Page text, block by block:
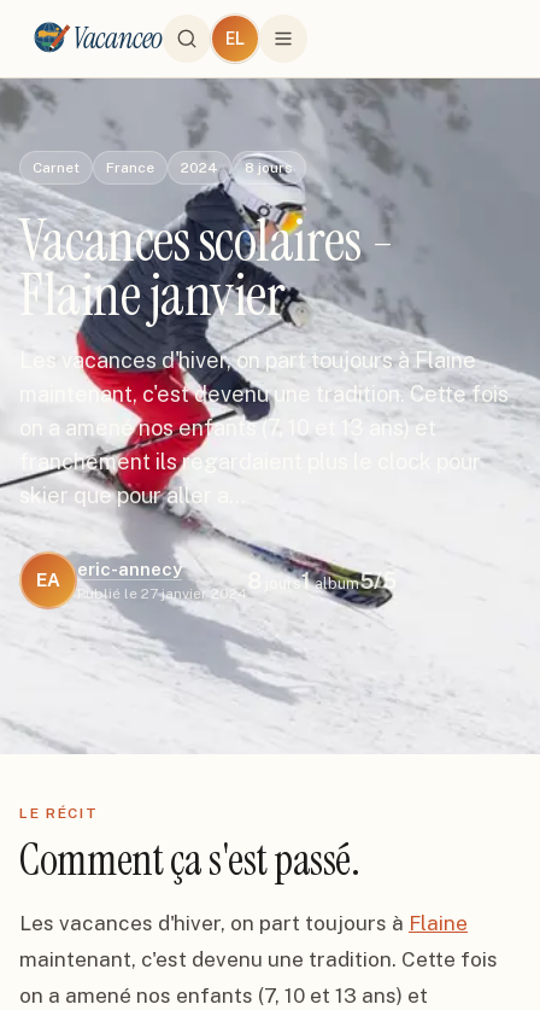
Vacanceo EL
Carnet France 2024 8 jours
Vacances scolaires -
Flaine janvier
Les vacances d'hiver, on part toujours à Flaine
maintenant, c'est devenu une tradition. Cette fois
on a amené nos enfants (7, 10 et 13 ans) et
franchement ils regardaient plus le clock pour
skier que pour aller a…
EA
eric-annecy
Publié le 27 janvier 2024
jours1album5/5
LE RÉCIT
Comment ça s'est passé.
Les vacances d'hiver, on part toujours à Flaine
maintenant, c'est devenu une tradition. Cette fois
on a amené nos enfants (7, 10 et 13 ans) et